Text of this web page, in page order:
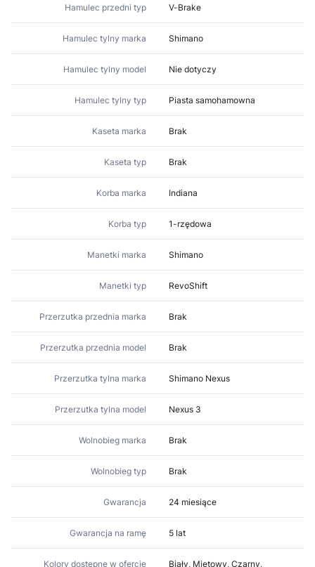
Hamulec przedni typ V-Brake
Hamulec tylny marka Shimano
Hamulec tylny model Nie dotyczy
Hamulec tylny typ Piasta samohamowna
Kaseta marka Brak
Kaseta typ Brak
Korba marka Indiana
Korba typ 1-rzędowa
Manetki marka Shimano
Manetki typ RevoShift
Przerzutka przednia marka Brak
Przerzutka przednia model Brak
Przerzutka tylna marka Shimano Nexus
Przerzutka tylna model Nexus 3
Wolnobieg marka Brak
Wolnobieg typ Brak
Gwarancja 24 miesiące
Gwarancja na ramę 5 lat
Kolory dostępne w ofercie Biały, Miętowy, Czarny,